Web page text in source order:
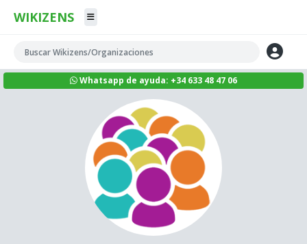
WIKIZENS
Whatsapp de ayuda: +34 633 48 47 06